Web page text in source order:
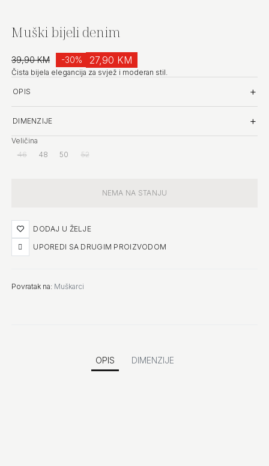
Muški bijeli denim
39,90 KM 27,90 KM
-30%
Čista bijela elegancija za svjež i moderan stil.
OPIS
DIMENZIJE
Veličina
46
(nema na stanju)
48 50 52
DODAJ U ŽELJE
UPOREDI SA DRUGIM PROIZVODOM
Povratak na: Muškarci
OPIS DIMENZIJE